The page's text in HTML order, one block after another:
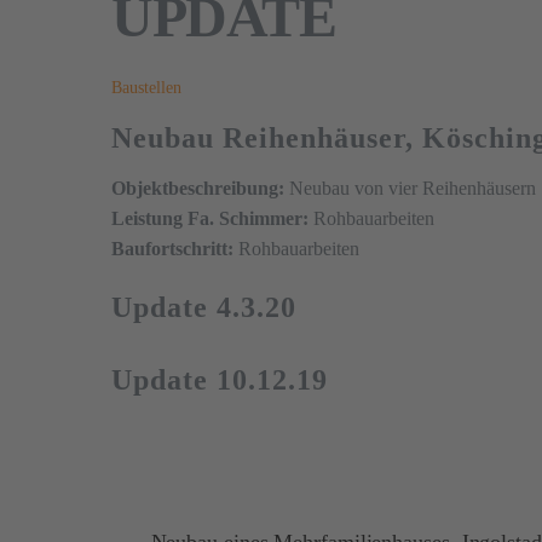
UPDATE
Baustellen
Neubau Reihenhäuser,
Objektbeschreibung: Neubau von vier Reihenhäusern
Leistung Fa. Schimmer: Rohbauarbeiten
Baufortschritt: Rohbauarbeiten
Update 4.3.20
Update 10.12.19